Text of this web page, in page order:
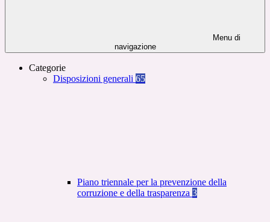
Menu di
navigazione
Categorie
Disposizioni generali 65
Piano triennale per la prevenzione della
corruzione e della trasparenza 3